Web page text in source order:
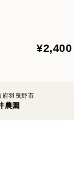
¥2,400
府羽曳野市
農園